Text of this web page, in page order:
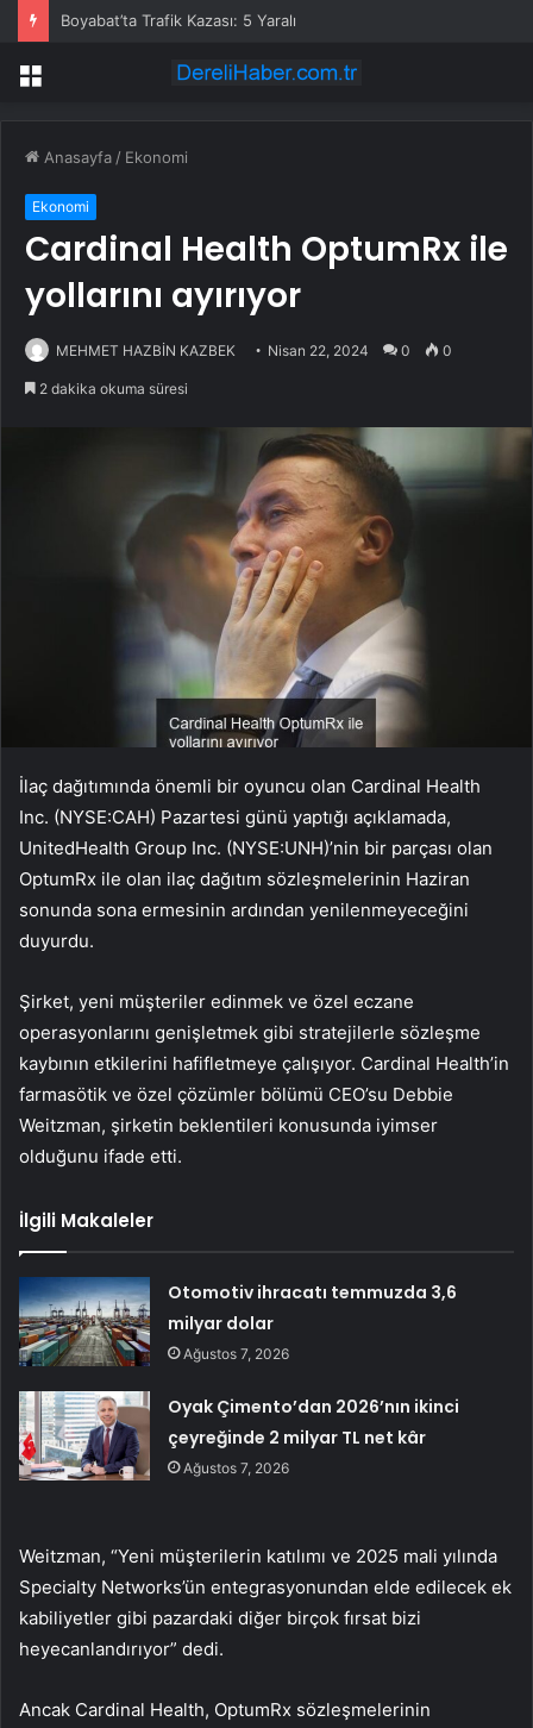
Boyabat’ta Trafik Kazası: 5 Yaralı
Menü
Anasayfa / Ekonomi
Ekonomi
Cardinal Health OptumRx ile
yollarını ayırıyor
MEHMET HAZBİN KAZBEK Nisan 22, 2024 0 0
2 dakika okuma süresi
İlaç dağıtımında önemli bir oyuncu olan Cardinal Health
Inc. (NYSE:CAH) Pazartesi günü yaptığı açıklamada,
UnitedHealth Group Inc. (NYSE:UNH)’nin bir parçası olan
OptumRx ile olan ilaç dağıtım sözleşmelerinin Haziran
sonunda sona ermesinin ardından yenilenmeyeceğini
duyurdu.
Şirket, yeni müşteriler edinmek ve özel eczane
operasyonlarını genişletmek gibi stratejilerle sözleşme
kaybının etkilerini hafifletmeye çalışıyor. Cardinal Health’in
farmasötik ve özel çözümler bölümü CEO’su Debbie
Weitzman, şirketin beklentileri konusunda iyimser
olduğunu ifade etti.
İlgili Makaleler
Otomotiv ihracatı temmuzda 3,6
milyar dolar
Ağustos 7, 2026
Oyak Çimento’dan 2026’nın ikinci
çeyreğinde 2 milyar TL net kâr
Ağustos 7, 2026
Weitzman, “Yeni müşterilerin katılımı ve 2025 mali yılında
Specialty Networks’ün entegrasyonundan elde edilecek ek
kabiliyetler gibi pazardaki diğer birçok fırsat bizi
heyecanlandırıyor” dedi.
Ancak Cardinal Health, OptumRx sözleşmelerinin